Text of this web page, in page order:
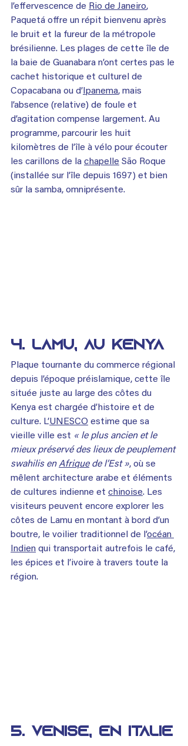
l’effervescence de Rio de Janeiro,
Paquetá offre un répit bienvenu après
le bruit et la fureur de la métropole
brésilienne. Les plages de cette île de
la baie de Guanabara n’ont certes pas le
cachet historique et culturel de
Copacabana ou d’ Ipanema, mais
l’absence (relative) de foule et
d’agitation compense largement. Au
programme, parcourir les huit
kilomètres de l’île à vélo pour écouter
les carillons de la chapelle São Roque
(installée sur l’île depuis 1697) et bien
sûr la samba, omniprésente.
4. Lamu, au Kenya
Plaque tournante du commerce régional
depuis l’époque préislamique, cette île
située juste au large des côtes du
Kenya est chargée d’histoire et de
culture. L’UNESCO estime que sa
vieille ville est « le plus ancien et le
mieux préservé des lieux de peuplement
swahilis en Afrique de l’Est », où se
mêlent architecture arabe et éléments
de cultures indienne et chinoise. Les
visiteurs peuvent encore explorer les
côtes de Lamu en montant à bord d’un
boutre, le voilier traditionnel de l’océan
Indien qui transportait autrefois le café,
les épices et l’ivoire à travers toute la
région.
5. Venise, en Italie